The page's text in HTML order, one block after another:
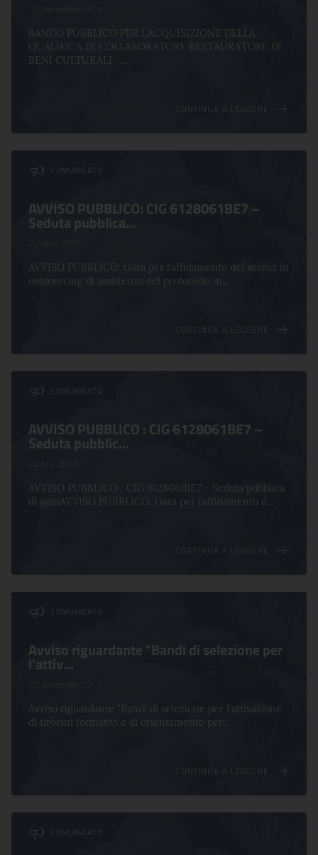
BANDO PUBBLICO PER L'ACQUISIZIONE DELLA
QUALIFICA DI COLLABORATORE RESTAURATORE DI
BENI CULTURALI -....
CONTINUA A LEGGERE
COMUNICATO
AVVISO PUBBLICO: CIG 6128061BE7 –
Seduta pubblica...
AVVISO PUBBLICO: Gara per l’affidamento dei servizi in
outsourcing di assistenza del protocollo in...
CONTINUA A LEGGERE
COMUNICATO
AVVISO PUBBLICO : CIG 6128061BE7 –
Seduta pubblic...
AVVISO PUBBLICO : CIG 6128061BE7 – Seduta pubblica
di garaAVVISO PUBBLICO: Gara per l’affidamento d...
CONTINUA A LEGGERE
COMUNICATO
Avviso riguardante "Bandi di selezione per
l'attiv...
Avviso riguardante "Bandi di selezione per l'attivazione
di tirocini formativi e di orientamento per...
CONTINUA A LEGGERE
COMUNICATO